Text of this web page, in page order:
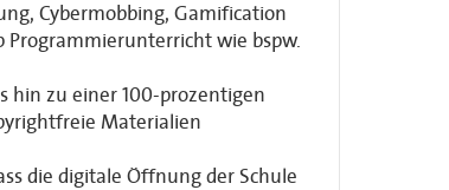
Cybermobbing, Gamification
wie bspw.
hin zu einer 100-prozentigen
Materialien
die digitale Öffnung der Schule